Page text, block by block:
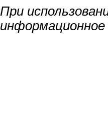
При